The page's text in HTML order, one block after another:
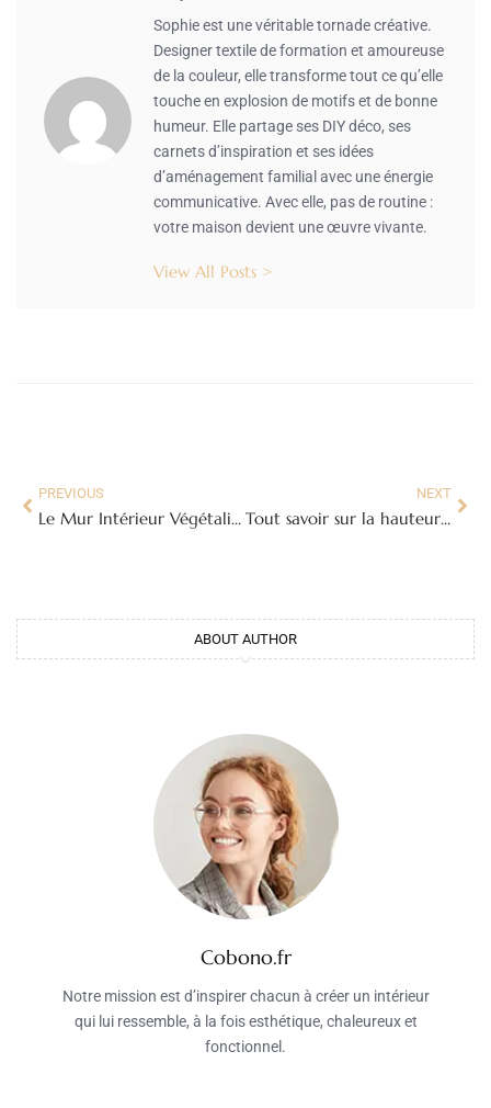
Sophie est une véritable tornade créative.
Designer textile de formation et amoureuse
de la couleur, elle transforme tout ce qu’elle
touche en explosion de motifs et de bonne
humeur. Elle partage ses DIY déco, ses
carnets d’inspiration et ses idées
d’aménagement familial avec une énergie
communicative. Avec elle, pas de routine :
votre maison devient une œuvre vivante.
View All Posts >
PREVIOUS
Le Mur Intérieur Végétalisé : Un Oasis de Verdure et de Bien-Être Chez Vous
NEXT
Tout savoir sur la hauteur lit : Guide complet pour un sommeil optimal
ABOUT AUTHOR
Cobono.fr
Notre mission est d’inspirer chacun à créer un intérieur
qui lui ressemble, à la fois esthétique, chaleureux et
fonctionnel.